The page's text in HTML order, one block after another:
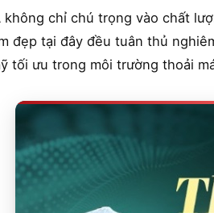
không chỉ chú trọng vào chất
đẹp tại đây đều tuân thủ
tối ưu trong môi trường thoải